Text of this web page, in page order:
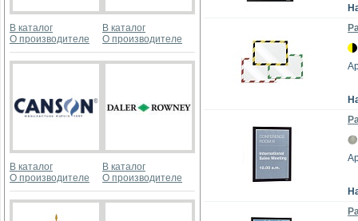
В каталог
О производителе
В каталог
О производителе
В каталог
О производителе
В каталог
О производителе